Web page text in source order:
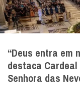
“Deus entra em
destaca
Senhora das